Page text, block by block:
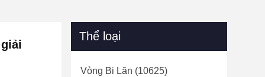
Thể loại
Vòng Bi Lăn (10625)